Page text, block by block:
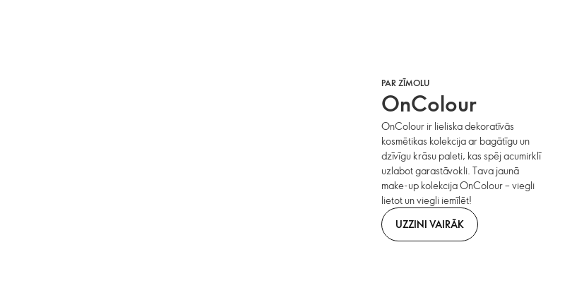
PAR ZĪMOLU
OnColour
OnColour ir lieliska dekoratīvās
kosmētikas kolekcija ar bagātīgu un
dzīvīgu krāsu paleti, kas spēj acumirklī
uzlabot garastāvokli. Tava jaunā
make-up kolekcija OnColour – viegli
lietot un viegli iemīlēt!
UZZINI VAIRĀK